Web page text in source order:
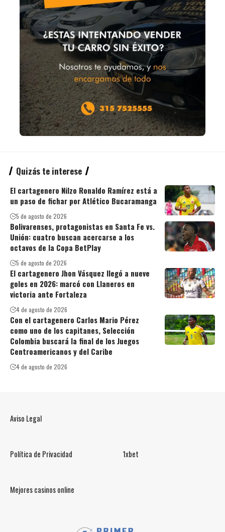
Quizás te interese
El cartagenero Nilzo Ronaldo Ramírez está a
un paso de fichar por Atlético Bucaramanga
5 de agosto de 2026
Bolivarenses, protagonistas en Santa Fe vs.
Unión: cuatro buscan acercarse a los
octavos de la Copa BetPlay
5 de agosto de 2026
El cartagenero Jhon Vásquez llegó a nueve
goles en 2026: marcó con Llaneros en
victoria ante Fortaleza
4 de agosto de 2026
Con el cartagenero Carlos Mario Pérez
como uno de los capitanes, Selección
Colombia buscará la final de los Juegos
Centroamericanos y del Caribe
4 de agosto de 2026
Aviso Legal
Política de Privacidad 1xbet
Mejores casinos online